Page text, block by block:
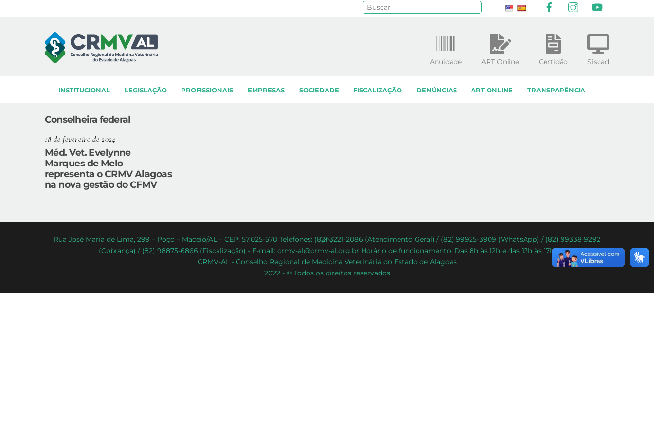
INSTITUCIONAL LEGISLAÇÃO PROFISSIONAIS EMPRESAS SOCIEDADE FISCALIZAÇÃO DENÚNCIAS ART ONLINE TRANSPARÊNCIA
Anuidade ART Online Certidão Siscad
Conselheira federal
18 de fevereiro de 2024
Méd. Vet. Evelynne
Marques de Melo
representa o CRMV Alagoas
na nova gestão do CFMV
Back
To
Top
Rua José Maria de Lima, 299 – Poço – Maceió/AL – CEP: 57.025-570 Telefones: (82) 3221-2086 (Atendimento Geral) / (82) 99925-3909 (WhatsApp) / (82) 99338-9292
(Cobrança) / (82) 98875-6866 (Fiscalização) - E-mail: crmv-al@crmv-al.org.br Horário de funcionamento: Das 8h às 12h e das 13h às 17h.
CRMV-AL - Conselho Regional de Medicina Veterinária do Estado de Alagoas
2022 - © Todos os direitos reservados